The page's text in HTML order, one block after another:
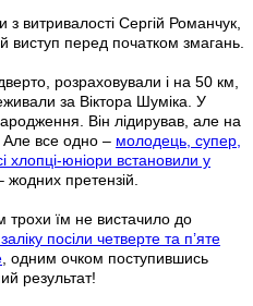
з витривалості Сергій Романчук,
виступ перед початком змагань.
розраховували і на 50 км,
за Віктора Шуміка. У
Він лідирував, але на
Але все одно – молодець, супер,
хлопці-юніори встановили у
жодних претензій.
трохи їм не вистачило до
посіли четверте та п’яте
, одним очком поступившись
результат!